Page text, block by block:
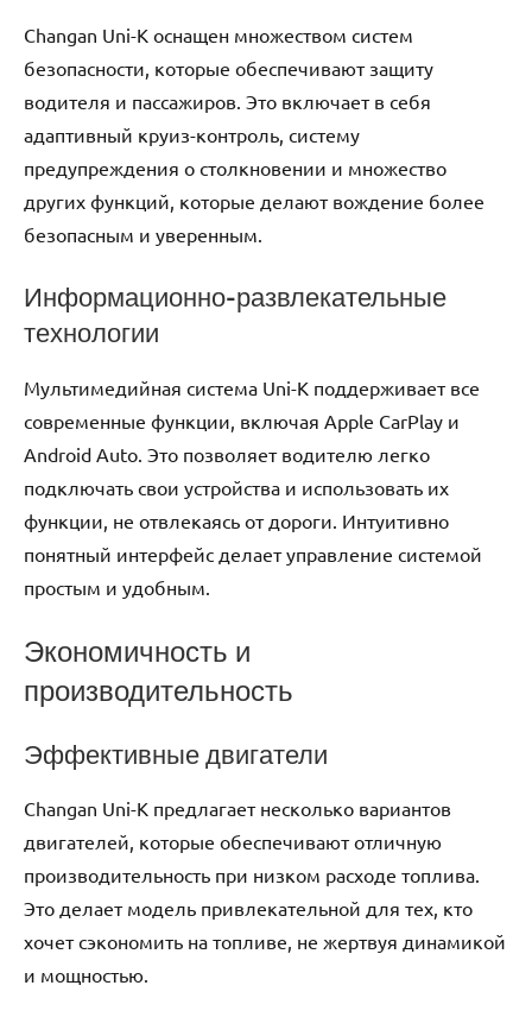
Changan Uni-K оснащен множеством систем
безопасности, которые обеспечивают защиту
водителя и пассажиров. Это включает в себя
адаптивный круиз-контроль, систему
предупреждения о столкновении и множество
других функций, которые делают вождение более
безопасным и уверенным.
Информационно-развлекательные
технологии
Мультимедийная система Uni-K поддерживает все
современные функции, включая Apple CarPlay и
Android Auto. Это позволяет водителю легко
подключать свои устройства и использовать их
функции, не отвлекаясь от дороги. Интуитивно
понятный интерфейс делает управление системой
простым и удобным.
Экономичность и
производительность
Эффективные двигатели
Changan Uni-K предлагает несколько вариантов
двигателей, которые обеспечивают отличную
производительность при низком расходе топлива.
Это делает модель привлекательной для тех, кто
хочет сэкономить на топливе, не жертвуя динамикой
и мощностью.